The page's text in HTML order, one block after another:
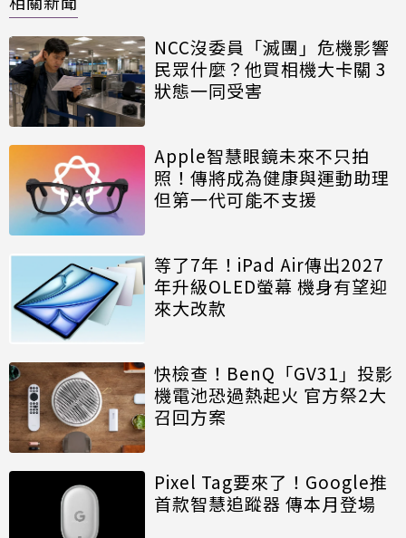
NCC沒委員「滅團」危機影響
民眾什麼？他買相機大卡關 3
狀態一同受害
Apple智慧眼鏡未來不只拍
照！傳將成為健康與運動助理
但第一代可能不支援
等了7年！iPad Air傳出2027
年升級OLED螢幕 機身有望迎
來大改款
快檢查！BenQ「GV31」投影
機電池恐過熱起火 官方祭2大
召回方案
Pixel Tag要來了！Google推
首款智慧追蹤器 傳本月登場